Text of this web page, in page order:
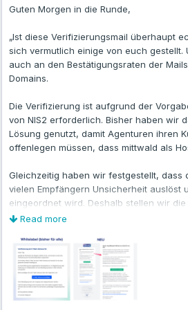
Viel Spaß beim Ausprobieren 🚀
Welche Funktionen für euch wichtig
Angebot besteht
Die Umfrage dauert etwa3 Minutenund
Agenturen.
Die Ergebnisse sollen dabei helfen, die
Anforderungen aus Agentursicht besser
zukünftige Lösungen praxisnah
RAG Befragung – Formular ausfüllen
Ein besonderer Dank geht anmittwald,
geben, dieses Projekt umzusetzen und
reale Anforderungen und
Vielen Dank an alle Teilnehmer für
Guten Morgen in die Runde,
„Ist diese Verifizierungsmail überhaupt
sich vermutlich einige von euch gestellt.
auch an den Bestätigungsraten der
Domains.
Die Verifizierung ist aufgrund der
von NIS2 erforderlich. Bisher haben wir
Lösung genutzt, damit Agenturen ihren
offenlegen müssen, dass mittwald als
Gleichzeitig haben wir festgestellt, dass
vielen Empfängern Unsicherheit auslöst
eingeordnet wird. Deshalb stellen wir
dem 22. Juni 2026
Eine Ausnahme gibt es weiterhin: Nutzt
Kundencenter“ (aktivierbar im
-> Server --> Weitere Tools), erhalten
Inhaber auch künftig die bisherige
Read more